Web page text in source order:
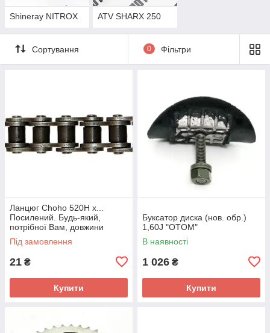
Shineray NITROX ATV SHARX 250
Сортування 0 Фільтри
Ланцюг Choho 520H x...
Посилений. Будь-який,
потрібної Вам, довжини
Під замовлення
21 ₴
Купити
Буксатор диска (нов. обр.)
1,60J "OTOM"
В наявності
1 026 ₴
Купити